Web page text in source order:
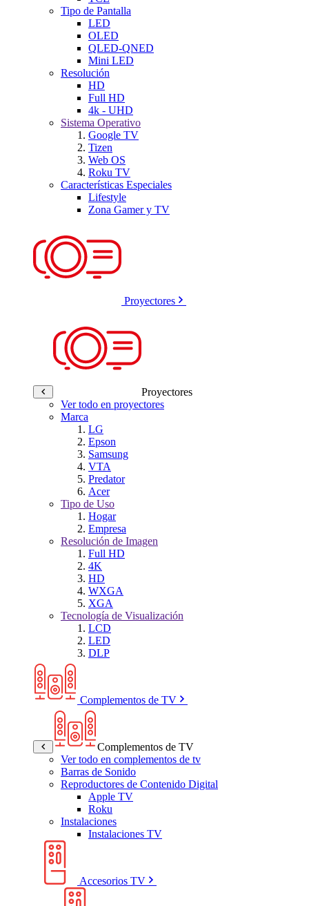
Tipo de Pantalla
LED
OLED
QLED-QNED
Mini LED
Resolución
HD
Full HD
4k - UHD
Sistema Operativo
Google TV
Tizen
Web OS
Roku TV
Características Especiales
Lifestyle
Zona Gamer y TV
Proyectores
Proyectores
Ver todo en proyectores
Marca
LG
Epson
Samsung
VTA
Predator
Acer
Tipo de Uso
Hogar
Empresa
Resolución de Imagen
Full HD
4K
HD
WXGA
XGA
Tecnología de Visualización
LCD
LED
DLP
Complementos de TV
Complementos de TV
Ver todo en complementos de tv
Barras de Sonido
Reproductores de Contenido Digital
Apple TV
Roku
Instalaciones
Instalaciones TV
Accesorios TV